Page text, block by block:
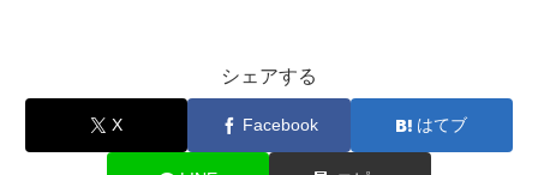
シェアする
X Facebook はてブ